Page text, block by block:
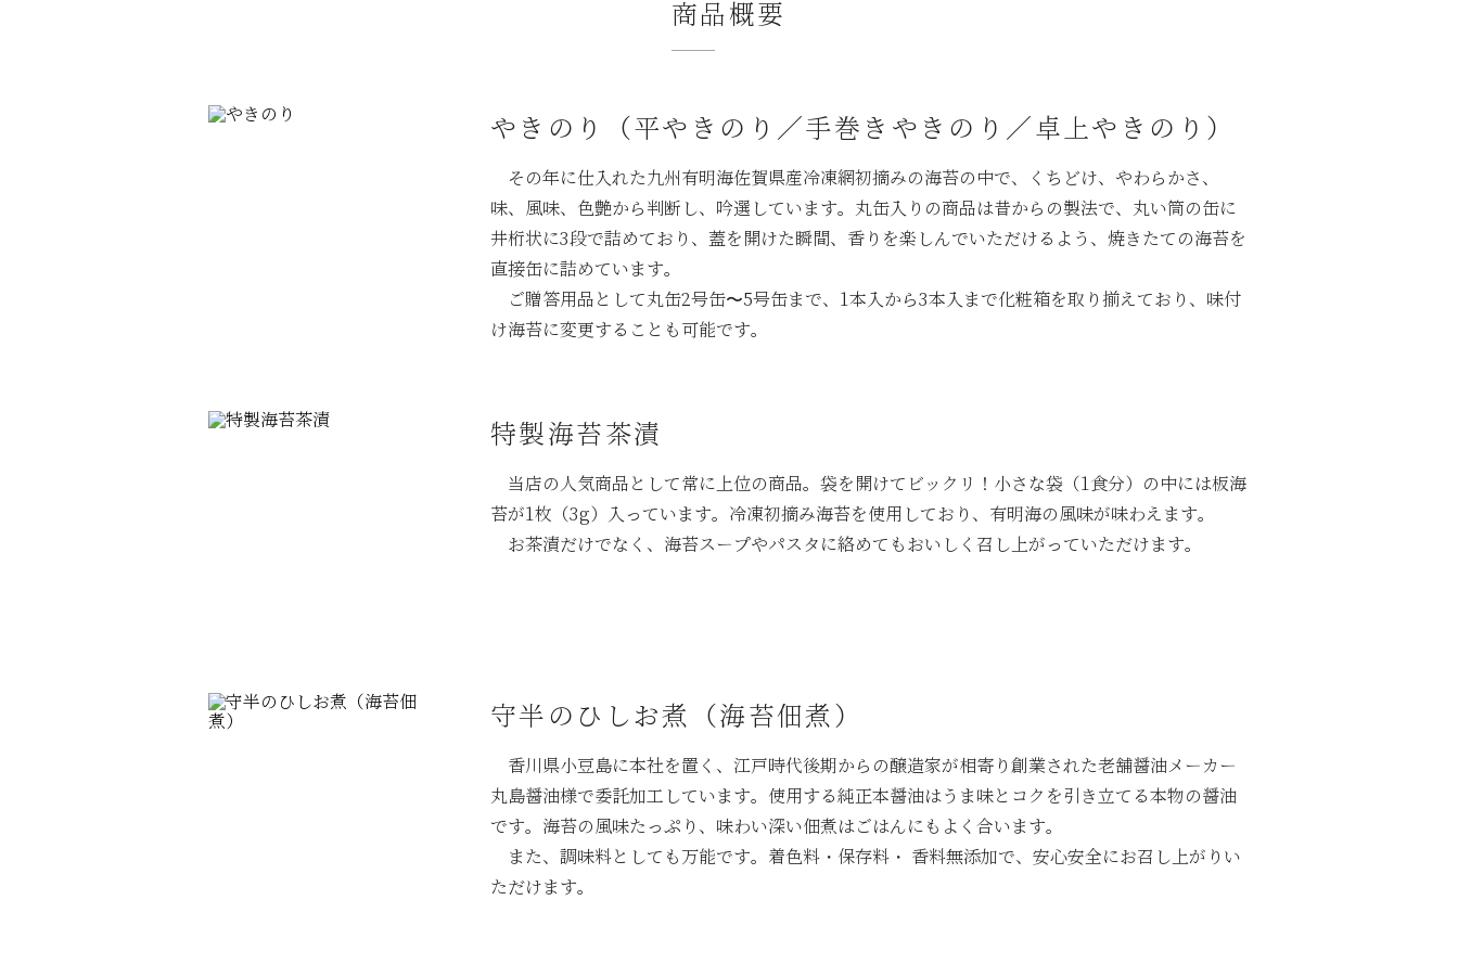
商品概要
やきのり（平やきのり／手巻きやきのり／卓上やきのり）
その年に仕入れた九州有明海佐賀県産冷凍網初摘みの海苔の中で、くちどけ、やわらかさ、
味、風味、色艶から判断し、吟選しています。丸缶入りの商品は昔からの製法で、丸い筒の缶に
井桁状に3段で詰めており、蓋を開けた瞬間、香りを楽しんでいただけるよう、焼きたての海苔を
直接缶に詰めています。
ご贈答用品として丸缶2号缶〜5号缶まで、1本入から3本入まで化粧箱を取り揃えており、味付
け海苔に変更することも可能です。
特製海苔茶漬
当店の人気商品として常に上位の商品。袋を開けてビックリ！小さな袋（1食分）の中には板海
苔が1枚（3g）入っています。冷凍初摘み海苔を使用しており、有明海の風味が味わえます。
お茶漬だけでなく、海苔スープやパスタに絡めてもおいしく召し上がっていただけます。
守半のひしお煮（海苔佃煮）
香川県小豆島に本社を置く、江戸時代後期からの醸造家が相寄り創業された老舗醤油メーカー
丸島醤油様で委託加工しています。使用する純正本醤油はうま味とコクを引き立てる本物の醤油
です。海苔の風味たっぷり、味わい深い佃煮はごはんにもよく合います。
また、調味料としても万能です。着色料・保存料・ 香料無添加で、安心安全にお召し上がりい
ただけます。